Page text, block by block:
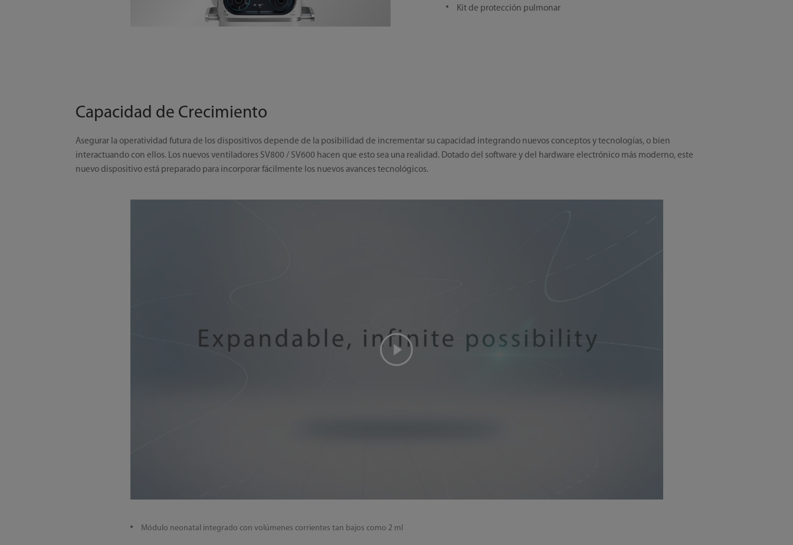
Kit de protección pulmonar
Capacidad de Crecimiento
Asegurar la operatividad futura de los dispositivos depende de la posibilidad de incrementar su capacidad integrando nuevos conceptos y tecnologías, o bien
interactuando con ellos. Los nuevos ventiladores SV800 / SV600 hacen que esto sea una realidad. Dotado del software y del hardware electrónico más moderno, este
nuevo dispositivo está preparado para incorporar fácilmente los nuevos avances tecnológicos.
Módulo neonatal integrado con volúmenes corrientes tan bajos como 2 ml